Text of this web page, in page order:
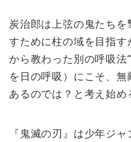
炭治郎は上弦の鬼たち
すために柱の域を目指
から教わった別の呼吸法
を日の呼吸）にこそ、
あるのでは？と考え始め
『鬼滅の刃』は少年ジ